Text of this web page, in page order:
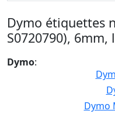
Dymo étiquettes
S0720790),
Dymo:
Dymo